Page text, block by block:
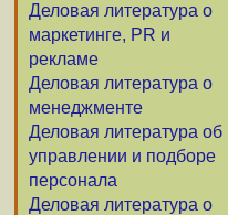
Деловая литература о
маркетинге, PR и
рекламе
Деловая литература о
менеджменте
Деловая литература об
управлении и подборе
персонала
Деловая литература о